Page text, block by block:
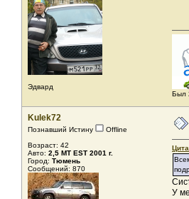
Эдвард
Был
Kulek72
Познавший Истину
Offline
Возраст: 42
Авто: 2,5 МТ EST 2001 г.
Город: Тюмень
Сообщений: 870
У